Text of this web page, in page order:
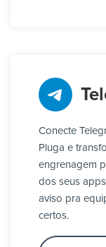
Conecte
Pluga e
engrenagem
dos seus
aviso pra
certos.